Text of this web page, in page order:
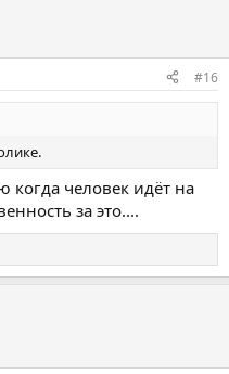
#16
когда человек идёт на
за это....